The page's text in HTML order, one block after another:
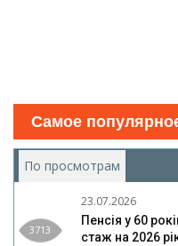
Самое
По просмотрам
3713
23.07.2026
Пенсія у 60
стаж на 2026